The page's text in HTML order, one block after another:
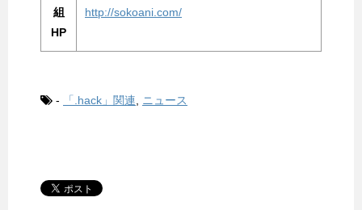
組
HP
http://sokoani.com/
- 「.hack」関連 ニュース